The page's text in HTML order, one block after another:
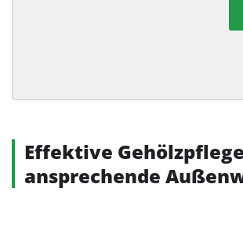
Alternative:
Effektive
ansprechende